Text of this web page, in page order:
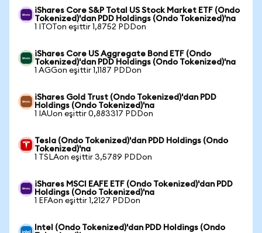
iShares Core S&P Total US Stock Market ETF (Ondo
Tokenized)'dan PDD Holdings (Ondo Tokenized)'na
1 ITOTon eşittir 1,8752 PDDon
iShares Core US Aggregate Bond ETF (Ondo
Tokenized)'dan PDD Holdings (Ondo Tokenized)'na
1 AGGon eşittir 1,1187 PDDon
iShares Gold Trust (Ondo Tokenized)'dan PDD
Holdings (Ondo Tokenized)'na
1 IAUon eşittir 0,883317 PDDon
Tesla (Ondo Tokenized)'dan PDD Holdings (Ondo
Tokenized)'na
1 TSLAon eşittir 3,5789 PDDon
iShares MSCI EAFE ETF (Ondo Tokenized)'dan PDD
Holdings (Ondo Tokenized)'na
1 EFAon eşittir 1,2127 PDDon
Intel (Ondo Tokenized)'dan PDD Holdings (Ondo